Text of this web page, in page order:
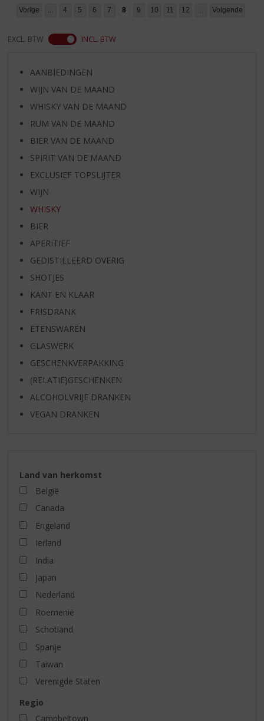
Vorige ... 4 5 6 7 8 9 10 11 12 ... Volgende
EXCL. BTW INCL. BTW
AANBIEDINGEN
WIJN VAN DE MAAND
WHISKY VAN DE MAAND
RUM VAN DE MAAND
BIER VAN DE MAAND
SPIRIT VAN DE MAAND
EXCLUSIEF TOPSLIJTER
WIJN
WHISKY
BIER
APERITIEF
GEDISTILLEERD OVERIG
SHOTJES
KANT EN KLAAR
FRISDRANK
ETENSWAREN
GLASWERK
GESCHENKVERPAKKING
(RELATIE)GESCHENKEN
ALCOHOLVRIJE DRANKEN
VEGAN DRANKEN
Land van herkomst
België
Canada
Engeland
Ierland
India
Japan
Nederland
Roemenië
Schotland
Spanje
Taiwan
Verenigde Staten
Regio
Campbeltown